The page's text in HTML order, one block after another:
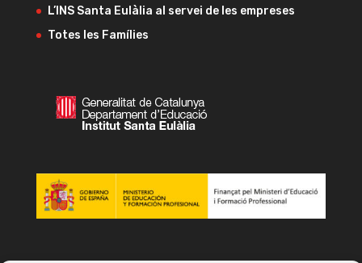
L’INS Santa Eulàlia al servei de les empreses
Totes les Famílies